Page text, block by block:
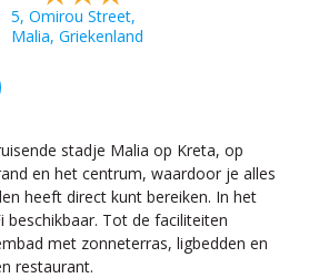
5, Omirou Street,
Malia, Griekenland
stadje Malia op Kreta, op
en het centrum, waardoor je alles
heeft direct kunt bereiken. In het
beschikbaar. Tot de faciliteiten
met zonneterras, ligbedden en
restaurant.